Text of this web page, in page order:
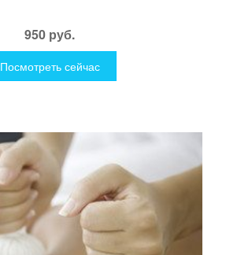
950 руб.
Посмотреть сейчас